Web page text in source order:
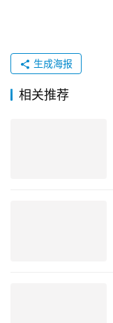
生成海报
相关推荐